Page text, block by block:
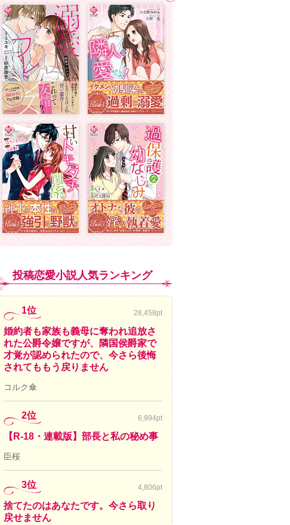
投稿恋愛小説人気ランキング
1位 28,458pt
婚約者も家族も義母に奪われ追放さ
れた公爵令嬢ですが、隣国侯爵家で
才覚が認められたので、今さら後悔
されてももう戻りません
コルク傘
2位 6,994pt
【R-18・連載版】部長と私の秘め事
臣桜
3位 4,806pt
捨てたのはあなたです。今さら取り
戻せません